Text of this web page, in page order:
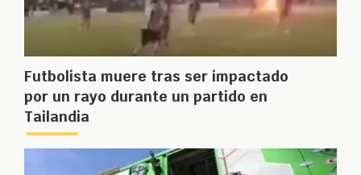
Futbolista muere tras ser impactado
por un rayo durante un partido en
Tailandia